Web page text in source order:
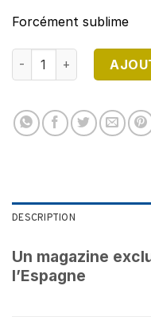
Forcément sublime
quantité de
DESCRIPTION
Un magazine
l’Espagne